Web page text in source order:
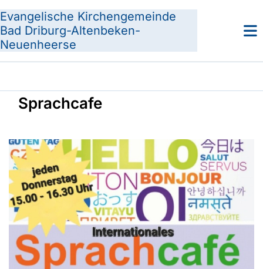
Evangelische Kirchengemeinde
Bad Driburg-Altenbeken-
Neuenheerse
Sprachcafe